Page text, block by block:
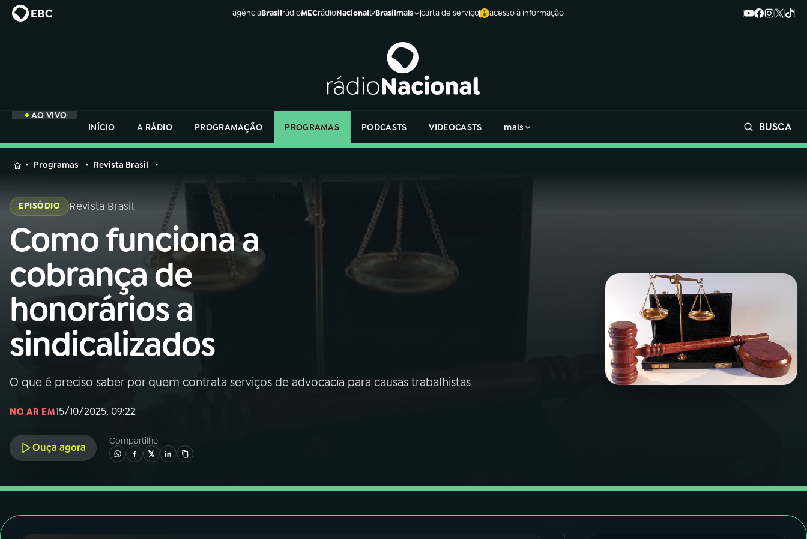
agênciaBrasilrádioMECrádioNacionaltvBrasilmais carta de serviço acesso à informação
AO VIVO
INÍCIO
A RÁDIO PROGRAMAÇÃO PROGRAMAS PODCASTS VIDEOCASTS mais BUSCA
MENU
Buscar
na
Rádio
Nacional
Buscar
01 INÍCIO
02A RÁDIO
03PROGRAMAÇÃO
05PODCASTS
na
Rádio
Programas Revista Brasil
EPISÓDIO Revista Brasil
Como funciona a
cobrança de
honorários a
sindicalizados
O que é preciso saber por quem contrata serviços de advocacia para causas trabalhistas
NO AR EM15/10/2025, 09:22
Ouça agora
Compartilhe